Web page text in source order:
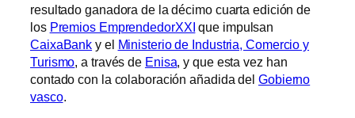
resultado ganadora de la décimo cuarta edición de
los Premios EmprendedorXXI que impulsan
CaixaBank y el Ministerio de Industria, Comercio y
Turismo , a través de Enisa , y que esta vez han
contado con la colaboración añadida del Gobierno
vasco.